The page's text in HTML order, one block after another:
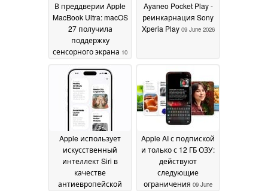
В преддверии Apple
MacBook Ultra: macOS
27 получила
поддержку
сенсорного экрана 10
Ayaneo Pocket Play -
реинкарнация Sony
Xperia Play 09 June 2026
Apple использует
искусственный
интеллект Siri в
качестве
антиевропейской
Apple AI с подпиской
и только с 12 ГБ ОЗУ:
действуют
следующие
ограничения 09 June